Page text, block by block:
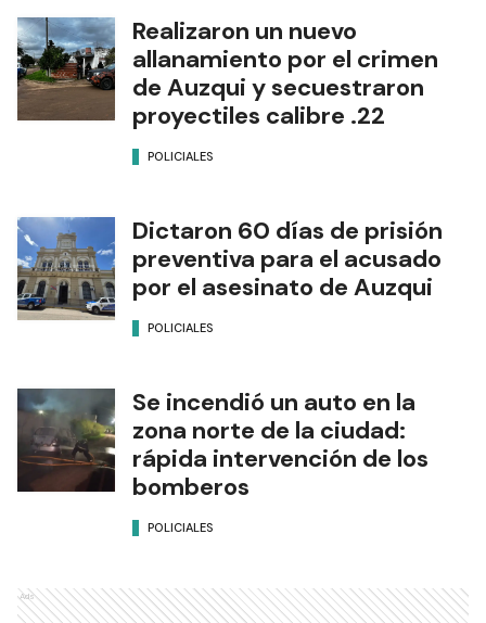
Realizaron un nuevo
allanamiento por el crimen
de Auzqui y secuestraron
proyectiles calibre .22
POLICIALES
Dictaron 60 días de prisión
preventiva para el acusado
por el asesinato de Auzqui
POLICIALES
Se incendió un auto en la
zona norte de la ciudad:
rápida intervención de los
bomberos
POLICIALES
Ads